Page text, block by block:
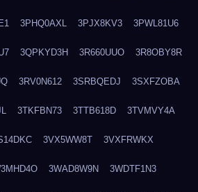
3PHQ0AXL 3PJX8KV3 3PWL81U6
3QPKYD3H 3R660UUO 3R8OBY8R
3RV0N612 3SRBQEDJ 3SXFZOBA
3TKFBN73 3TTB618D 3TVMVY4A
3VX5WW8T 3VXFRWKX
3WAD8W9N 3WDTF1N3